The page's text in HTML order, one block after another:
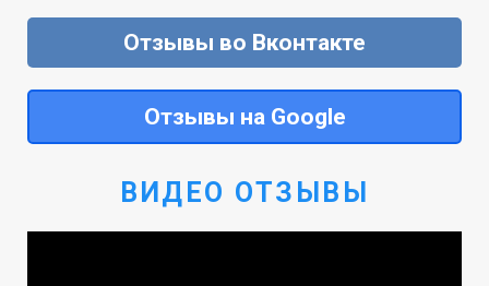
Отзывы во Вконтакте
Отзывы на Google
ВИДЕО ОТЗЫВЫ